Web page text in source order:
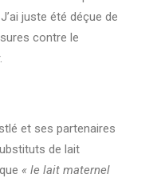
juste été déçue de
contre le
et ses partenaires
de lait
« le lait maternel